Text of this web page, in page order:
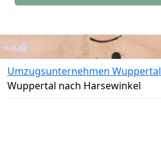
Umzugsunternehmen Wuppertal
Wuppertal nach Harsewinkel